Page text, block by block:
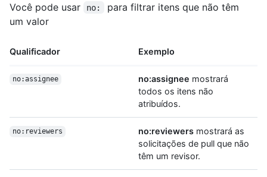
Você pode usar no:
para filtrar itens que não têm
um valor
Qualificador Exemplo
no:assignee no:assignee mostrará
todos os itens não
atribuídos.
no:reviewers no:reviewers mostrará as
solicitações de pull que não
têm um revisor.